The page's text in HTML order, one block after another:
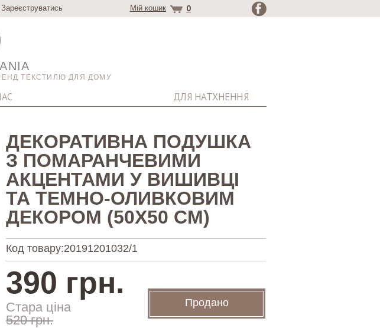
Мій кошик 0
Зареєструватись
ТЕКСТИЛЮ ДЛЯ ДОМУ
ДЛЯ НАТХНЕННЯ
ДЕКОРАТИВНА ПОДУШКА
З ПОМАРАНЧЕВИМИ
АКЦЕНТАМИ У ВИШИВЦІ
ТА ТЕМНО-ОЛИВКОВИМ
ДЕКОРОМ (50Х50 СМ)
Код товару:20191201032/1
390 грн.
Стара ціна
520 грн.
Продано